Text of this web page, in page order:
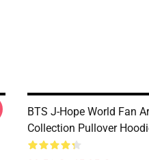
BTS J-Hope World Fan
Collection Pullover